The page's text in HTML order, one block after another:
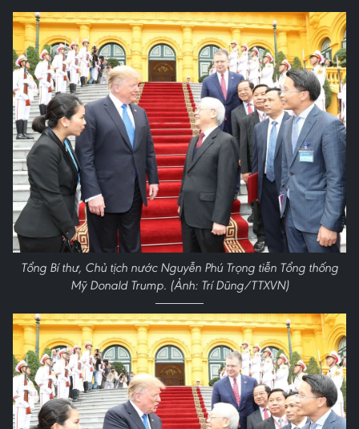
Tổng Bí thư, Chủ tịch nước Nguyễn Phú Trọng tiễn Tổng thống
Mỹ Donald Trump. (Ảnh: Trí Dũng/TTXVN)